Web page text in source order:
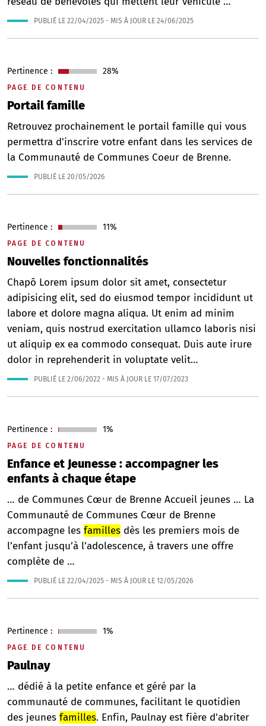
PUBLIÉ LE 22/04/2025 - MIS À JOUR LE 24/06/2025
PAGE DE CONTENU
Portail famille
Pertinence : 28%
Retrouvez prochainement le portail famille qui vous
permettra d'inscrire votre enfant dans les services de
la Communauté de Communes Coeur de Brenne.
PUBLIÉ LE 20/05/2026
PAGE DE CONTENU
Nouvelles fonctionnalités
Pertinence : 11%
Chapô Lorem ipsum dolor sit amet, consectetur
adipisicing elit, sed do eiusmod tempor incididunt ut
labore et dolore magna aliqua. Ut enim ad minim
veniam, quis nostrud exercitation ullamco laboris nisi
ut aliquip ex ea commodo consequat. Duis aute irure
dolor in reprehenderit in voluptate velit…
PUBLIÉ LE 2/06/2022 - MIS À JOUR LE 17/07/2023
PAGE DE CONTENU
Enfance et Jeunesse : accompagner les
enfants à chaque étape
Pertinence : 1%
… de Communes Cœur de Brenne Accueil jeunes … La
Communauté de Communes Cœur de Brenne
accompagne les familles dès les premiers mois de
l’enfant jusqu’à l’adolescence, à travers une offre
complète de …
PUBLIÉ LE 22/04/2025 - MIS À JOUR LE 12/05/2026
PAGE DE CONTENU
Paulnay
Pertinence : 1%
… dédié à la petite enfance et géré par la
communauté de communes, facilitant le quotidien
des jeunes familles. Enfin, Paulnay est fière d'abriter